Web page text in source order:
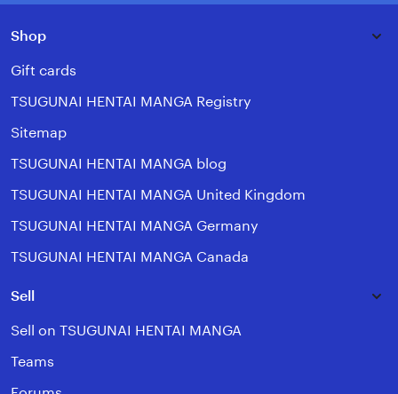
Shop
Gift cards
TSUGUNAI HENTAI MANGA Registry
Sitemap
TSUGUNAI HENTAI MANGA blog
TSUGUNAI HENTAI MANGA United Kingdom
TSUGUNAI HENTAI MANGA Germany
TSUGUNAI HENTAI MANGA Canada
Sell
Sell on TSUGUNAI HENTAI MANGA
Teams